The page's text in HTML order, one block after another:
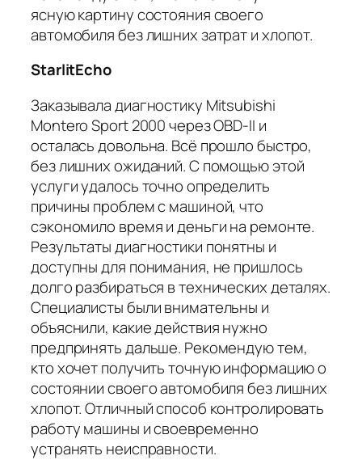
ясную картину состояния своего
автомобиля без лишних затрат и хлопот.
StarlitEcho
Заказывала диагностику Mitsubishi
Montero Sport 2000 через OBD-II и
осталась довольна. Всё прошло быстро,
без лишних ожиданий. С помощью этой
услуги удалось точно определить
причины проблем с машиной, что
сэкономило время и деньги на ремонте.
Результаты диагностики понятны и
доступны для понимания, не пришлось
долго разбираться в технических деталях.
Специалисты были внимательны и
объяснили, какие действия нужно
предпринять дальше. Рекомендую тем,
кто хочет получить точную информацию о
состоянии своего автомобиля без лишних
хлопот. Отличный способ контролировать
работу машины и своевременно
устранять неисправности.